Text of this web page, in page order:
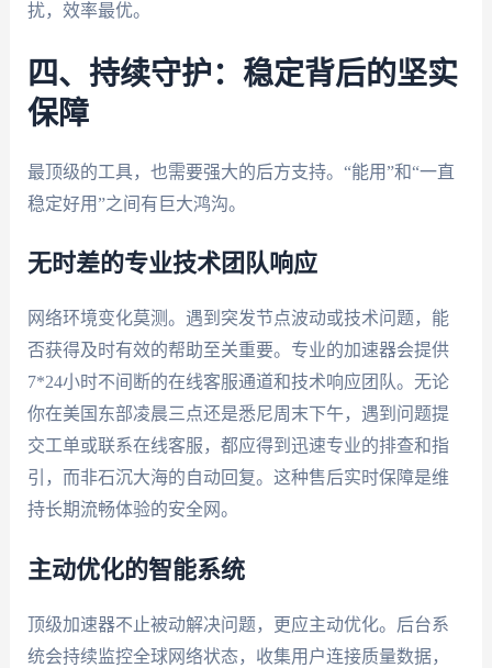
扰，效率最优。
四、持续守护：稳定背后的坚实
保障
最顶级的工具，也需要强大的后方支持。“能用”和“一直
稳定好用”之间有巨大鸿沟。
无时差的专业技术团队响应
网络环境变化莫测。遇到突发节点波动或技术问题，能
否获得及时有效的帮助至关重要。专业的加速器会提供
7*24小时不间断的在线客服通道和技术响应团队。无论
你在美国东部凌晨三点还是悉尼周末下午，遇到问题提
交工单或联系在线客服，都应得到迅速专业的排查和指
引，而非石沉大海的自动回复。这种售后实时保障是维
持长期流畅体验的安全网。
主动优化的智能系统
顶级加速器不止被动解决问题，更应主动优化。后台系
统会持续监控全球网络状态，收集用户连接质量数据，